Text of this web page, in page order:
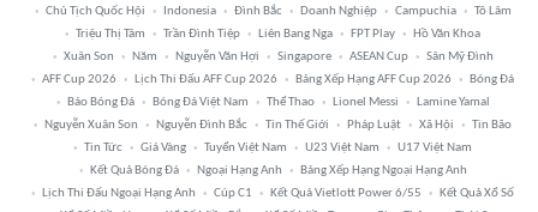
Chủ Tịch Quốc Hội
Indonesia Đình Bắc Doanh Nghiệp Campuchia
Tô Lâm
Triệu Thị Tâm
Trần Đình Tiệp Liên Bang Nga FPT Play
Hồ Văn Khoa
Xuân Son
Năm Nguyễn Văn Hợi Singapore ASEAN Cup
Sân Mỹ Đình
AFF Cup 2026
Lịch Thi Đấu AFF Cup 2026 Bảng Xếp Hạng AFF Cup 2026
Bóng Đá
Báo Bóng Đá
Bóng Đá Việt Nam Thể Thao Lionel Messi
Lamine Yamal
Nguyễn Xuân Son
Nguyễn Đình Bắc Tin Thế Giới Pháp Luật Xã Hội
Tin Bão
Tin Tức
Giá Vàng Tuyển Việt Nam U23 Việt Nam
U17 Việt Nam
Kết Quả Bóng Đá
Ngoại Hạng Anh
Bảng Xếp Hạng Ngoại Hạng Anh
Lịch Thi Đấu Ngoại Hạng Anh
Cúp C1 Kết Quả Vietlott Power 6/55
Kết Quả Xổ Số